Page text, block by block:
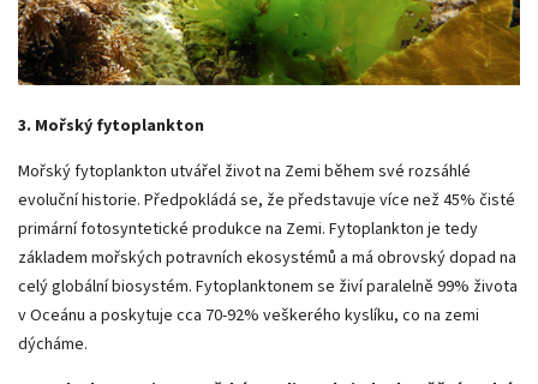
3. Mořský fytoplankton
Mořský fytoplankton utvářel život na Zemi během své rozsáhlé
evoluční historie. Předpokládá se, že představuje více než 45% čisté
primární fotosyntetické produkce na Zemi. Fytoplankton je tedy
základem mořských potravních ekosystémů a má obrovský dopad na
celý globální biosystém. Fytoplanktonem se živí paralelně 99% života
v Oceánu a poskytuje cca 70-92% veškerého kyslíku, co na zemi
dýcháme.